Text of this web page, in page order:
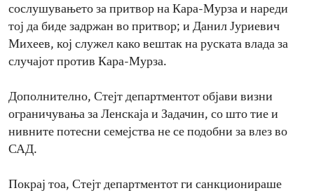
сослушувањето за притвор на Кара-Мурза и нареди
тој да биде задржан во притвор; и Данил Јуриевич
Михеев, кој служел како вештак на руската влада за
случајот против Кара-Мурза.
Дополнително, Стејт департментот објави визни
ограничувања за Ленскаја и Задачин, со што тие и
нивните потесни семејства не се подобни за влез во
САД.
Покрај тоа, Стејт департментот ги санкционираше